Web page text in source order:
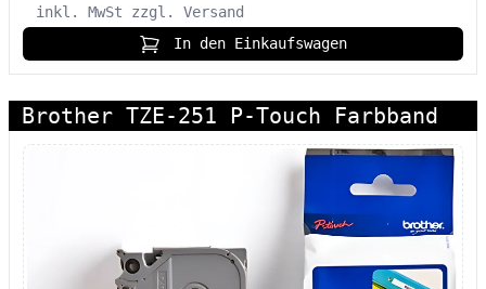
inkl. MwSt
zzgl. Versand
In den Einkaufswagen
Brother TZE-251 P-Touch Farbband